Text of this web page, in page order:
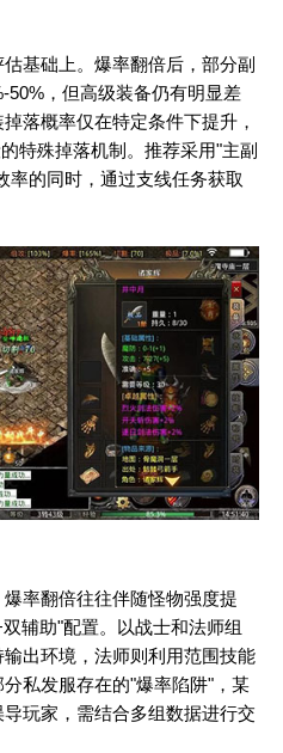
基础上。爆率翻倍后，部分副
50%，但高级装备仍有明显差
落概率仅在特定条件下提升，
特殊掉落机制。推荐采用"主副
率的同时，通过支线任务获取
率翻倍往往伴随怪物强度提
辅助"配置。以战士和法师组
出环境，法师则利用范围技能
私发服存在的"爆率陷阱"，某
玩家，需结合多组数据进行交